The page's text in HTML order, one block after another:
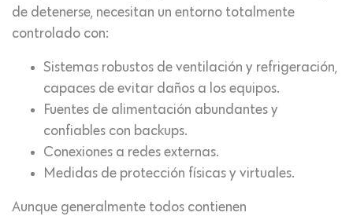
de detenerse, necesitan un entorno totalmente
controlado con:
Sistemas robustos de ventilación y refrigeración,
capaces de evitar daños a los equipos.
Fuentes de alimentación abundantes y
confiables con backups.
Conexiones a redes externas.
Medidas de protección físicas y virtuales.
Aunque generalmente todos contienen